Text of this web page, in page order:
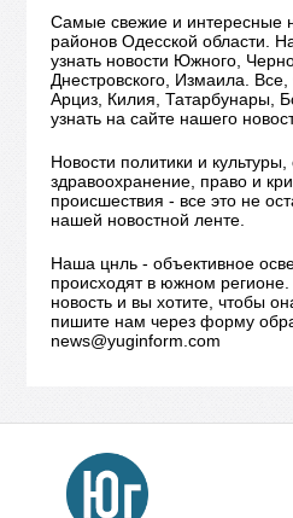
Самые свежие и интересные
районов Одесской области.
узнать новости Южного,
Днестровского, Измаила.
Арциз, Килия, Татарбунары,
узнать на сайте нашего
Новости политики и
здравоохранение, право и
происшествия - все это не
нашей новостной ленте.
Наша цнль - объективное
происходят в южном регионе.
новость и вы хотите, чтобы
пишите нам через форму
news@yuginform.com